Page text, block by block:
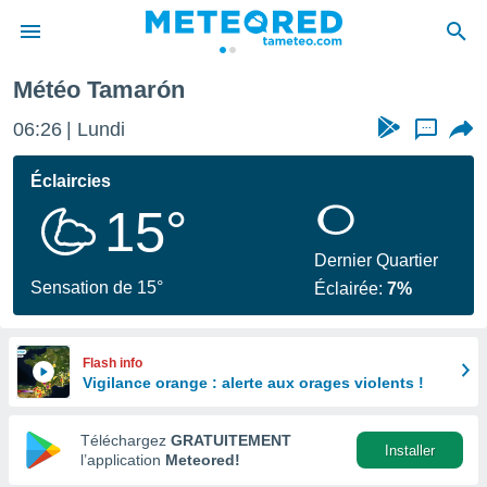
de
Météo Tamarón
06:26 Lundi ...
Éclaircies
15°
Sensation de 15°
Dernier Quartier
Éclairée:7%
Flash info
Vigilance orange : alerte aux orages violents !
Téléchargez GRATUITEMENT
l’application Meteored!
Installer